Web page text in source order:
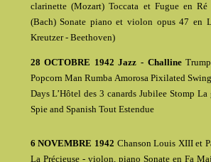
clarinette (Mozart) Toccata et Fugue en
(Bach) Sonate piano et violon opus 47 en
Kreutzer - Beethoven)
28 OCTOBRE 1942 Jazz - Challine
Popcorn Man Rumba Amorosa Pixilated
Days L’Hôtel des 3 canards Jubilee Stomp La
Spie and Spanish Tout Estendue
6 NOVEMBRE 1942 Chanson Louis XIII et
La Précieuse - violon, piano Sonate en Fa